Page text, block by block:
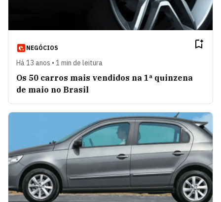
NEGÓCIOS
Há 13 anos • 1 min de leitura
Os 50 carros mais vendidos na 1ª quinzena
de maio no Brasil